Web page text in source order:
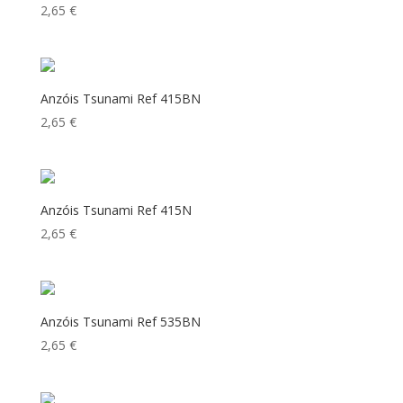
2,65 €
Anzóis Tsunami Ref 415BN
2,65 €
Anzóis Tsunami Ref 415N
2,65 €
Anzóis Tsunami Ref 535BN
2,65 €